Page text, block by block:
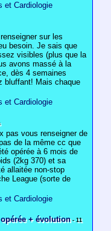
et Cardiologie
sur les
besoin. Je sais que
visibles (plus que la
avons massé à la
dès 4 semaines
bluffant! Mais chaque
et Cardiologie
pas vous renseigner de
de la même cc que
opérée à 6 mois de
(2kg 370) et sa
allaitée non-stop
League (sorte de
et Cardiologie
+ évolution- 11